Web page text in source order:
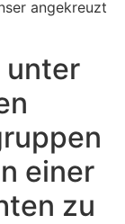
angekreuzt
unter
einer
zu